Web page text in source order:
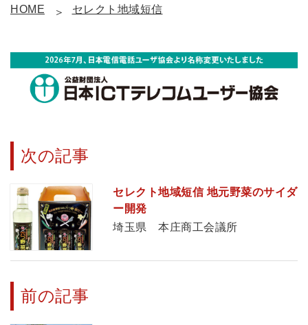
HOME セレクト地域短信
次の記事
セレクト地域短信 地元野菜のサイダ
ー開発
埼玉県 本庄商工会議所
前の記事